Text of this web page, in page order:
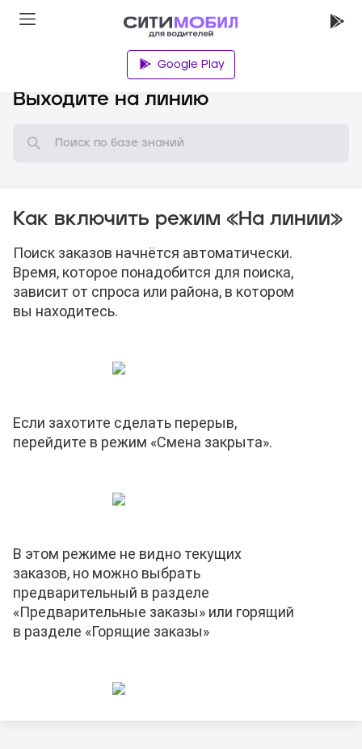
Google Play
Выходите на линию
Как включить режим «На линии»
Поиск заказов начнётся автоматически.
Время, которое понадобится для поиска,
зависит от спроса или района, в котором
вы находитесь.
Если захотите сделать перерыв,
перейдите в режим «Смена закрыта».
В этом режиме не видно текущих
заказов, но можно выбрать
предварительный в разделе
«Предварительные заказы» или горящий
в разделе «Горящие заказы»